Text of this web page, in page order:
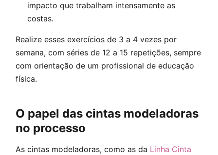
impacto que trabalham intensamente as
costas.
Realize esses exercícios de 3 a 4 vezes por
semana, com séries de 12 a 15 repetições, sempre
com orientação de um profissional de educação
física.
O papel das cintas modeladoras
no processo
As cintas modeladoras, como as da Linha Cinta